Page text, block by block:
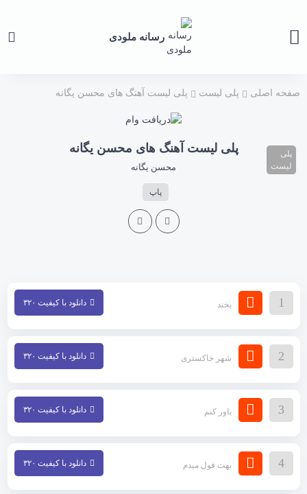
رسانه ملودی
صفحه اصلی پلی لیست پلی لیست آهنگ های محسن یگانه
پلی
لیست
پلی لیست آهنگ های محسن یگانه
محسن یگانه
پاپ
1 بخند دانلود با کیفیت ۳۲۰
2 شهر خاکستری دانلود با کیفیت ۳۲۰
3 باور کنم دانلود با کیفیت ۳۲۰
4 بهت قول میدم دانلود با کیفیت ۳۲۰